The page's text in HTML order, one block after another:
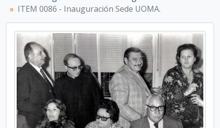
ITEM 0089, 2000
ITEM 0090, 2000
ITEM 0092, 2000
ITEM 0093, 2000
ITEM 0094, 2000
ITEM 0095, 2000
ITEM 0096, 2000
ITEM 0097, 2000
ITEM 0098, 2000
ITEM 0099, 2000
ITEM 0086 - Inauguración Sede UOMA.